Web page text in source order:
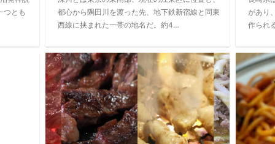
つとも
都心から隅田川を渡った先、地下鉄新宿線と同東
西線に挟まれた一帯の地名だ。約4…
があり
作られ